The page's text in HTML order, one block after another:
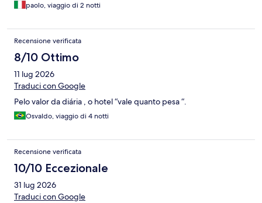
paolo, viaggio di 2 notti
Recensione verificata
8/10 Ottimo
11 lug 2026
Traduci con Google
Pelo valor da diária , o hotel “vale quanto pesa “.
Osvaldo, viaggio di 4 notti
Recensione verificata
10/10 Eccezionale
31 lug 2026
Traduci con Google